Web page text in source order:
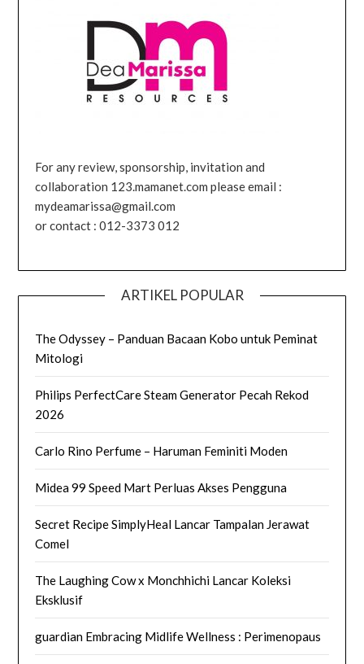
For any review, sponsorship, invitation and
collaboration 123.mamanet.com please email :
mydeamarissa@gmail.com
or contact : 012-3373 012
ARTIKEL POPULAR
The Odyssey – Panduan Bacaan Kobo untuk Peminat
Mitologi
Philips PerfectCare Steam Generator Pecah Rekod
2026
Carlo Rino Perfume – Haruman Feminiti Moden
Midea 99 Speed Mart Perluas Akses Pengguna
Secret Recipe SimplyHeal Lancar Tampalan Jerawat
Comel
The Laughing Cow x Monchhichi Lancar Koleksi
Eksklusif
guardian Embracing Midlife Wellness : Perimenopaus